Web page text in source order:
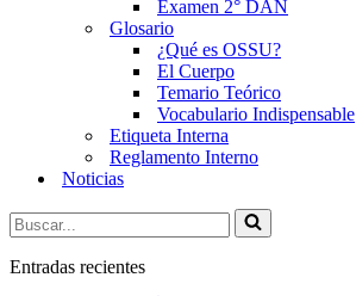
Examen 2° DAN
Glosario
¿Qué es OSSU?
El Cuerpo
Temario Teórico
Vocabulario Indispensable
Etiqueta Interna
Reglamento Interno
Noticias
Buscar...
Entradas recientes